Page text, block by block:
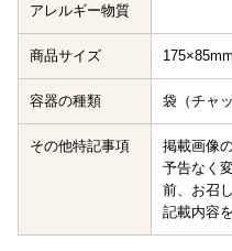
アレルギー物質
商品サイズ 175×85mm
容器の種類 袋（チャ
その他特記事項
掲載画像
予告なく
前、お召
記載内容